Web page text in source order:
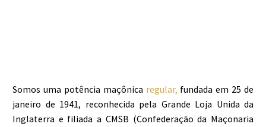
Somos uma potência maçônica regular, fundada em 25 de
janeiro de 1941, reconhecida pela Grande Loja Unida da
Inglaterra e filiada a CMSB (Confederação da Maçonaria